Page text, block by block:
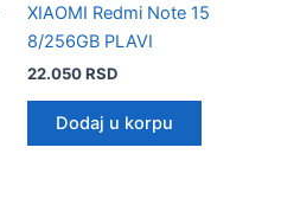
XIAOMI Redmi Note 15
8/256GB PLAVI
22.050RSD
Dodaj u korpu